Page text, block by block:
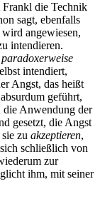
Frankl die Technik
sagt, ebenfalls
angewiesen,
intendieren.
paradoxerweise
intendiert,
Angst, das heißt
geführt,
die Anwendung der
gesetzt, die Angst
zu akzeptieren,
schließlich von
zur
ihm, mit seiner